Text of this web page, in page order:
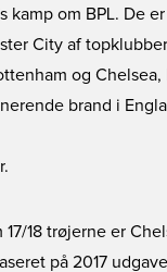
kamp om BPL. De
City af
og
brand i
17/18 trøjerne er
på 2017